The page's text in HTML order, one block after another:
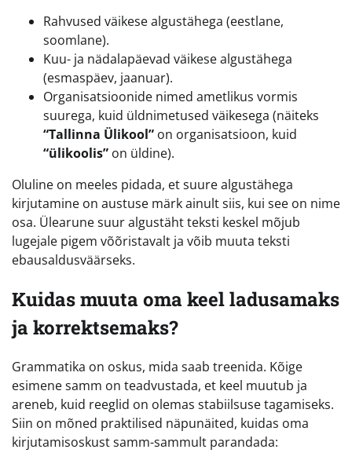
Rahvused väikese algustähega (eestlane,
soomlane).
Kuu- ja nädalapäevad väikese algustähega
(esmaspäev, jaanuar).
Organisatsioonide nimed ametlikus vormis
suurega, kuid üldnimetused väikesega (näiteks
“Tallinna Ülikool” on organisatsioon, kuid
“ülikoolis” on üldine).
Oluline on meeles pidada, et suure algustähega
kirjutamine on austuse märk ainult siis, kui see on nime
osa. Ülearune suur algustäht teksti keskel mõjub
lugejale pigem võõristavalt ja võib muuta teksti
ebausaldusväärseks.
Kuidas muuta oma keel ladusamaks
ja korrektsemaks?
Grammatika on oskus, mida saab treenida. Kõige
esimene samm on teadvustada, et keel muutub ja
areneb, kuid reeglid on olemas stabiilsuse tagamiseks.
Siin on mõned praktilised näpunäited, kuidas oma
kirjutamisoskust samm-sammult parandada: